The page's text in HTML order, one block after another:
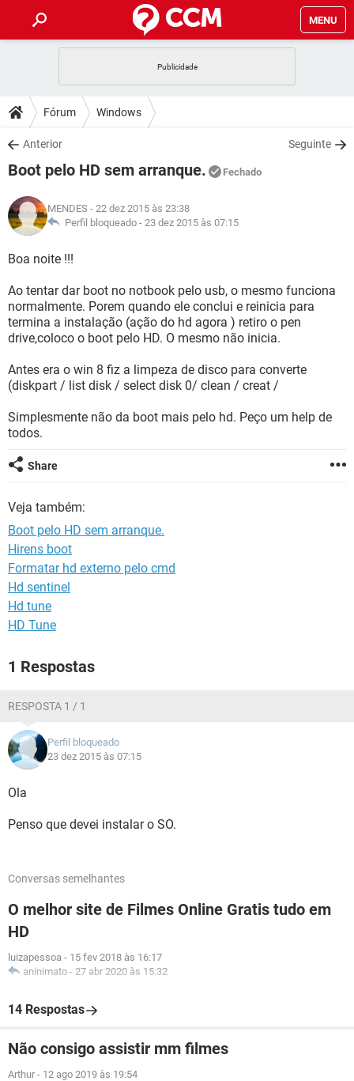
MENU
CELULAR
OUTLOOK
INSTAGRAM GMAIL
GUIA DE COMPRAS
DICAS
JOGOS
INSTAGRAM GMAIL
GUIA DE COMPRAS
DOWNLOADS
JOGOS WHATSAPP
CELULAR
OUTLOOK EXCEL
INSTAGRAM
FÓRUM
JOGOS WHATSAPP
CELULAR
OUTLOOK
INSTAGRAM GMAIL
GUIA DE COMPRAS
GLOSSÁRIO
OUTLOOK EXCEL
INSTAGRAM GMAIL
Fórum Windows
Anterior Seguinte
Boot pelo HD sem arranque. Fechado
MENDES - 22 dez 2015 às 23:38
Perfil bloqueado - 23 dez 2015 às 07:15
Boa noite !!!
Ao tentar dar boot no notbook pelo usb, o mesmo funciona
normalmente. Porem quando ele conclui e reinicia para
termina a instalação (ação do hd agora ) retiro o pen
drive,coloco o boot pelo HD. O mesmo não inicia.
Antes era o win 8 fiz a limpeza de disco para converte
(diskpart / list disk / select disk 0/ clean / creat /
Simplesmente não da boot mais pelo hd. Peço um help de
todos.
Share
Veja também:
Boot pelo HD sem arranque.
Hirens boot
Formatar hd externo pelo cmd
Hd sentinel
Hd tune
HD Tune
1 Respostas
RESPOSTA 1 / 1
Perfil bloqueado
23 dez 2015 às 07:15
Ola
Penso que devei instalar o SO.
Conversas semelhantes
O melhor site de Filmes Online Gratis tudo em
HD
luizapessoa - 15 fev 2018 às 16:17
aninimato - 27 abr 2020 às 15:32
14 Respostas
Não consigo assistir mm filmes
Arthur - 12 ago 2019 às 19:54